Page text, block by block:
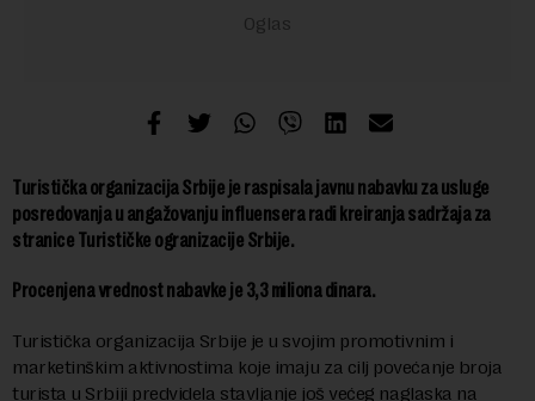
Turistička organizacija Srbije je raspisala javnu nabavku za usluge
posredovanja u angažovanju influensera radi kreiranja sadržaja za
stranice Turističke ogranizacije Srbije.
Procenjena vrednost nabavke je 3,3 miliona dinara.
Turistička organizacija Srbije je u svojim promotivnim i
marketinškim aktivnostima koje imaju za cilj povećanje broja
turista u Srbiji predvidela stavljanje još većeg naglaska na